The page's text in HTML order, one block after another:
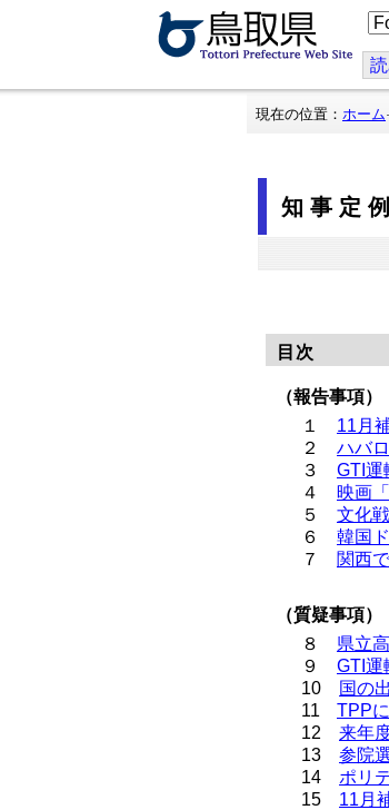
こ
の
ジ
を
翻
現在の位置： ホーム
知事定
目次
（報告事項）
１ 11月
２ ハバ
３ GTI運
４ 映画
５ 文化
６ 韓国
７ 関西
（質疑事項）
８ 県立
９ GTI運
10
国の
11 TPP
12 来年
13 参院
14 ポリ
15 11月